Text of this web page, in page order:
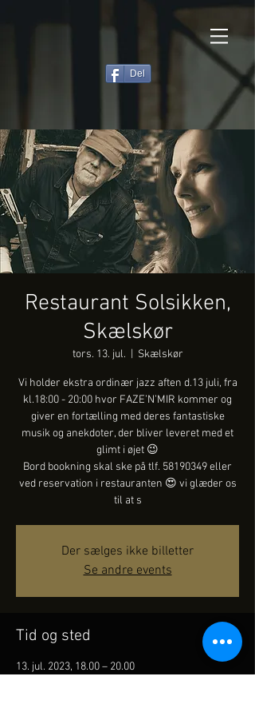
Del
Restaurant Solsikken,
Skælskør
tors. 13. jul. Skælskør
Vi holder ekstra ordinær jazz aften d.13 juli, fra
kl.18:00 - 20:00 hvor FAZE’N’MIR kommer og
giver en fortælling med deres fantastiske
musik og anekdoter, der bliver leveret med et
glimt i øjet 😉
Bord bookning skal ske på tlf. 58190349 eller
ved reservation i restauranten 😍 vi glæder os
til at s
Der sælges ikke billetter
Se andre events
Tid og sted
13. jul. 2023, 18.00 – 20.00